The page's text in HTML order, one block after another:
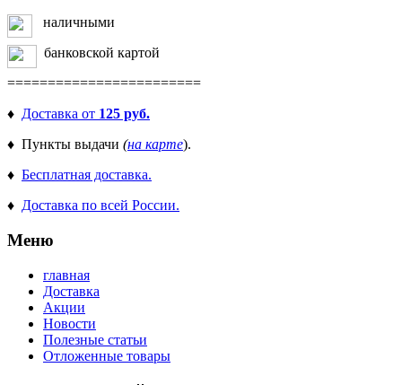
наличными
банковской картой
========================
♦ Доставка от 125 руб.
♦ Пункты выдачи (на карте).
♦ Бесплатная доставка.
♦ Доставка по всей России.
Меню
главная
Доставка
Акции
Новости
Полезные статьи
Отложенные товары